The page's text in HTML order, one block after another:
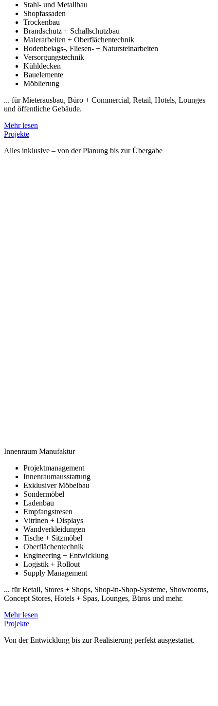
Stahl- und Metallbau
Shopfassaden
Trockenbau
Brandschutz + Schallschutzbau
Malerarbeiten + Oberflächentechnik
Bodenbelags-, Fliesen- + Natursteinarbeiten
Versorgungstechnik
Kühldecken
Bauelemente
Möblierung
... für Mieterausbau, Büro + Commercial, Retail, Hotels, Lounges
und öffentliche Gebäude.
Mehr lesen
Projekte
Alles inklusive – von der Planung bis zur Übergabe
Innenraum Manufaktur
Projektmanagement
Innenraumausstattung
Exklusiver Möbelbau
Sondermöbel
Ladenbau
Empfangstresen
Vitrinen + Displays
Wandverkleidungen
Tische + Sitzmöbel
Oberflächentechnik
Engineering + Entwicklung
Logistik + Rollout
Supply Management
... für Retail, Stores + Shops, Shop-in-Shop-Systeme, Showrooms,
Concept Stores, Hotels + Spas, Lounges, Büros und mehr.
Mehr lesen
Projekte
Von der Entwicklung bis zur Realisierung perfekt ausgestattet.